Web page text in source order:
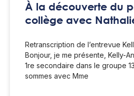
À la découverte du
collège avec
Retranscription de l’entrevue
Bonjour, je me présente, Kelly-
1re secondaire dans le groupe
sommes avec Mme